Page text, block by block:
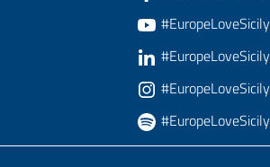
#EuropeLoveSicily
#EuropeLoveSicily
#EuropeLoveSicily
#EuropeLoveSicily